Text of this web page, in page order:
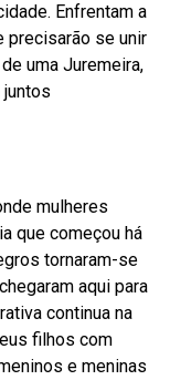
Enfrentam a
precisarão se unir
uma Juremeira,
mulheres
que começou há
tornaram-se
aqui para
continua na
filhos com
e meninas